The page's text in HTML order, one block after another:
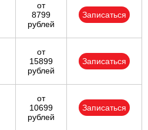
от
8799
рублей
Записаться
от
15899
рублей
Записаться
от
10699
рублей
Записаться